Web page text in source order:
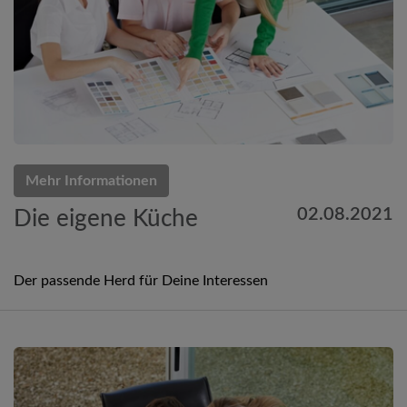
Mehr Informationen
Die eigene Küche 02.08.2021
Der passende Herd für Deine Interessen